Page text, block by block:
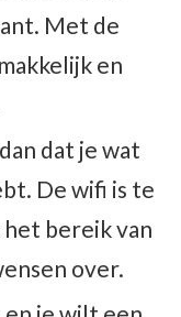
Met de
en
dat je wat
De wifi is te
bereik van
over.